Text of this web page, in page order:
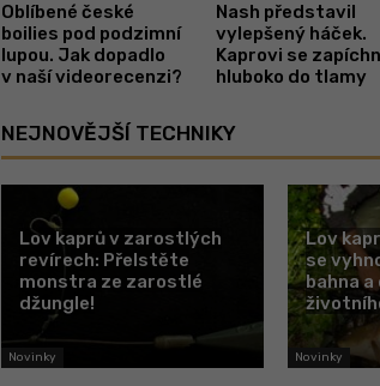
Oblíbené české
boilies pod podzimní
lupou. Jak dopadlo
v naší videorecenzi?
Nash představil
vylepšený háček.
Kaprovi se
hluboko do tlamy
NEJNOVĚJŠÍ TECHNIKY
Novinky
Lov kaprů v zarostlých
revírech: Přelstěte
monstra ze zarostlé
džungle!
Novinky
Lov
se
bahna